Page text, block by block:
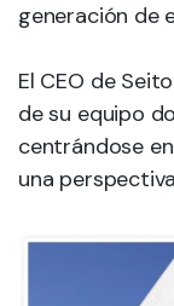
generación de
El CEO de
de su equipo
centrándose
una